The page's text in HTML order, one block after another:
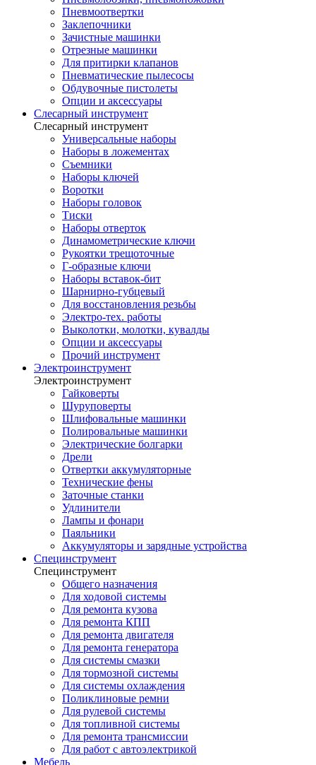
Пневмоотвертки
Заклепочники
Зачистные машинки
Отрезные машинки
Для притирки клапанов
Пневматические пылесосы
Обдувочные пистолеты
Опции и аксессуары
Слесарный инструмент
Слесарный инструмент
Универсальные наборы
Наборы в ложементах
Съемники
Наборы ключей
Воротки
Наборы головок
Тиски
Наборы отверток
Динамометрические ключи
Рукоятки трещоточные
Г-образные ключи
Наборы вставок-бит
Шарнирно-губцевый
Для восстановления резьбы
Электро-тех. работы
Выколотки, молотки, кувалды
Опции и аксессуары
Прочий инструмент
Электроинструмент
Электроинструмент
Гайковерты
Шуруповерты
Шлифовальные машинки
Полировальные машинки
Электрические болгарки
Дрели
Отвертки аккумуляторные
Технические фены
Заточные станки
Удлинители
Лампы и фонари
Паяльники
Аккумуляторы и зарядные устройства
Специнструмент
Специнструмент
Общего назначения
Для ходовой системы
Для ремонта кузова
Для ремонта КПП
Для ремонта двигателя
Для ремонта генератора
Для системы смазки
Для тормозной системы
Для системы охлаждения
Поликлиновые ремни
Для рулевой системы
Для топливной системы
Для ремонта трансмиссии
Для работ с автоэлектрикой
Мебель